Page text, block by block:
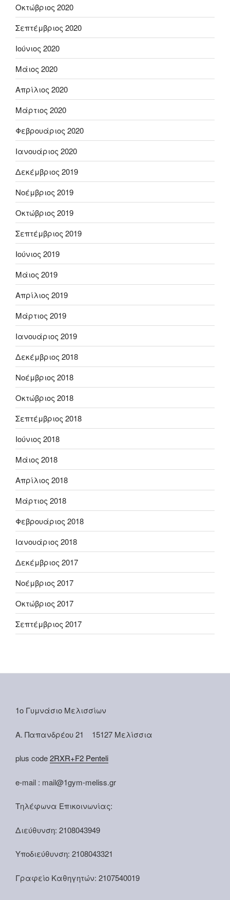
Οκτώβριος 2020
Σεπτέμβριος 2020
Ιούνιος 2020
Μάιος 2020
Απρίλιος 2020
Μάρτιος 2020
Φεβρουάριος 2020
Ιανουάριος 2020
Δεκέμβριος 2019
Νοέμβριος 2019
Οκτώβριος 2019
Σεπτέμβριος 2019
Ιούνιος 2019
Μάιος 2019
Απρίλιος 2019
Μάρτιος 2019
Ιανουάριος 2019
Δεκέμβριος 2018
Νοέμβριος 2018
Οκτώβριος 2018
Σεπτέμβριος 2018
Ιούνιος 2018
Μάιος 2018
Απρίλιος 2018
Μάρτιος 2018
Φεβρουάριος 2018
Ιανουάριος 2018
Δεκέμβριος 2017
Νοέμβριος 2017
Οκτώβριος 2017
Σεπτέμβριος 2017
1ο Γυμνάσιο Μελισσίων
Α. Παπανδρέου 21 15127 Μελίσσια
plus code2RXR+F2 Penteli
e-mail : mail@1gym-meliss.gr
Τηλέφωνα Επικοινωνίας:
Διεύθυνση: 2108043949
Υποδιεύθυνση: 2108043321
Γραφείο Καθηγητών: 2107540019